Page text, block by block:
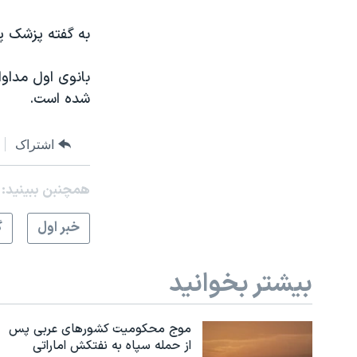
به گفته پزشک
بانوی اول
شده است.
اشتراک
همچنبن ببینید:
خبر اول
بیشتر بخوانید
موج محکومیت کشورهای عربی پس
از حمله سپاه به نفتکش اماراتی